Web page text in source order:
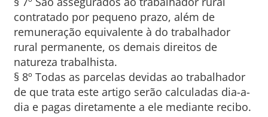
contratado por pequeno prazo, além de
remuneração equivalente à do trabalhador
rural permanente, os demais direitos de
natureza trabalhista.
§ 8º Todas as parcelas devidas ao trabalhador
de que trata este artigo serão calculadas dia-a-
dia e pagas diretamente a ele mediante recibo.